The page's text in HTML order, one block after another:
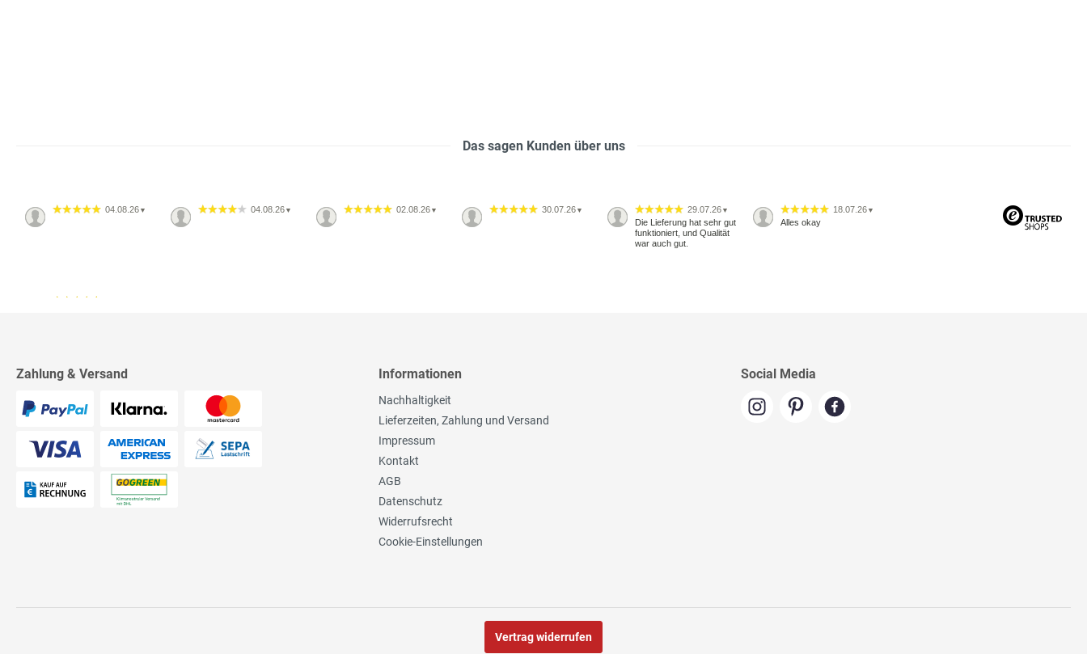
Das sagen Kunden über uns
04.08.26 ▼ 04.08.26 ▼ 02.08.26 ▼ 30.07.26 ▼ 29.07.26 ▼
Die Lieferung hat sehr gut
funktioniert, und Qualität
war auch gut.
18.07.26 ▼
Alles okay
Zahlung & Versand Informationen
Nachhaltigkeit
Lieferzeiten, Zahlung und Versand
Impressum
Kontakt
AGB
Datenschutz
Widerrufsrecht
Cookie-Einstellungen
Social Media
Vertrag widerrufen